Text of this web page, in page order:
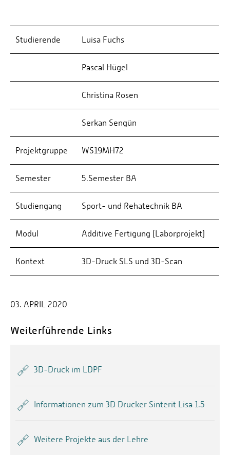
Studierende Luisa Fuchs
Pascal Hügel
Christina Rosen
Serkan Sengün
Projektgruppe WS19MH72
Semester 5.Semester BA
Studiengang Sport- und Rehatechnik BA
Modul Additive Fertigung (Laborprojekt)
Kontext 3D-Druck SLS und 3D-Scan
03. APRIL 2020
Weiterführende Links
3D-Druck im LDPF
Informationen zum 3D Drucker Sinterit Lisa 1.5
Weitere Projekte aus der Lehre